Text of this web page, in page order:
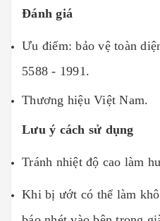
Đánh giá
Ưu điểm: bảo vệ toàn
5588 - 1991.
Thương hiệu Việt Nam.
Lưu ý cách sử dụng
Tránh nhiệt độ cao làm
Khi bị ướt có thể làm